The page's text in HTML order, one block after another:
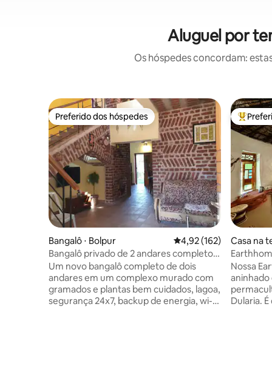
Aluguel por
Os hóspedes concordam:
Preferido dos hóspedes
Preferido dos hóspedes
Bangalô ⋅ Bolpur 4,92 de uma avaliação
4,92 (162)
Bangalô privado de 2 andares completo,
ninguém espera que você fique
Um novo bangalô completo de dois
andares em um complexo murado com
gramados e plantas bem cuidados, lagoa,
segurança 24x7, backup de energia, wi-fi
Entre
Casa na
Nossa
Dularia.